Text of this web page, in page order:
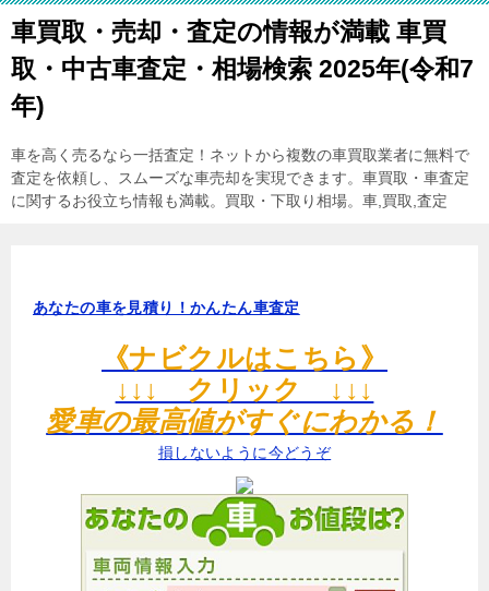
車買取・売却・査定の情報が満載 車買
取・中古車査定・相場検索 2025年(令和7
年)
車を高く売るなら一括査定！ネットから複数の車買取業者に無料で
査定を依頼し、スムーズな車売却を実現できます。車買取・車査定
に関するお役立ち情報も満載。買取・下取り相場。車,買取,査定
あなたの車を見積り！かんたん車査定
《ナビクルはこちら》
↓↓↓ クリック ↓↓↓
愛車の最高値がすぐにわかる！
損しないように今どうぞ